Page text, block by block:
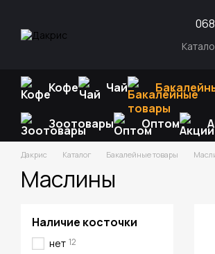
Кофе Чай
Зоотовары Оптом
Дакрис Каталог Бакалейные товары
Маслины
Наличие косточки
нет 12